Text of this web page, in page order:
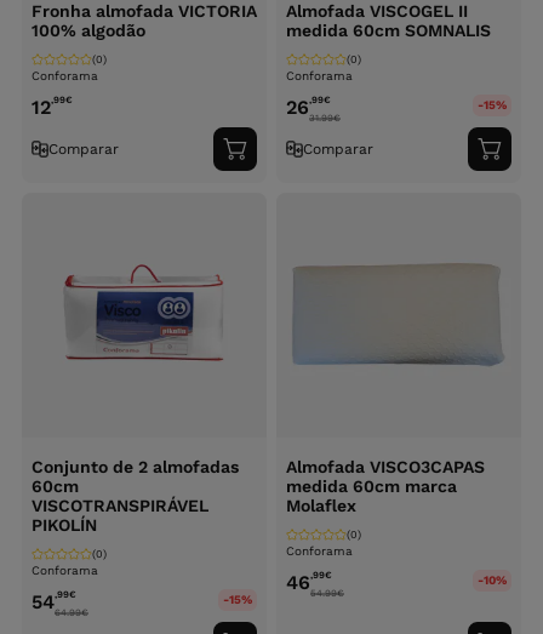
Fronha almofada VICTORIA
100% algodão
Conforama
(0)
12,99€
Comparar
Adicionar
ao
Almofada VISCOGEL II
medida 60cm SOMNALIS
Conforama
(0)
26,99€
31.99€
-15%
Comparar
ao
Conjunto de 2 almofadas
60cm
VISCOTRANSPIRÁVEL
PIKOLÍN
Conforama
(0)
54,99€
64.99€
-15%
Almofada VISCO3CAPAS
medida 60cm marca
Molaflex
Conforama
(0)
46,99€
54.99€
-10%